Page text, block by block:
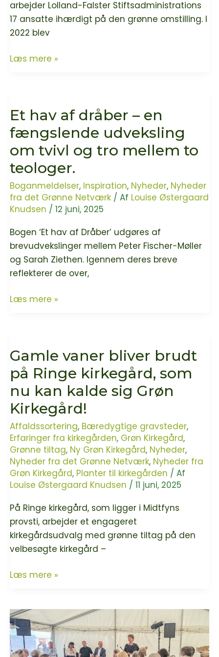
arbejder Lolland-Falster Stiftsadministrations
17 ansatte ihærdigt på den grønne omstilling. I
2022 blev
Lolland-
Grøn
Kirkelig
Organisation!
Læs mere »
Et hav af dråber – en
fængslende udveksling
om tvivl og tro mellem to
teologer.
Boganmeldelser, Inspiration, Nyheder, Nyheder
fra det Grønne Netværk / Af Louise Østergaard
Knudsen / 12 juni, 2025
Bogen ‘Et hav af Dråber’ udgøres af
brevudvekslinger mellem Peter Fischer-Møller
og Sarah Ziethen. Igennem deres breve
reflekterer de over,
Et
–
fængslende
udveksling
om
tvivl
og
tro
mellem
to
teologer.
Læs mere »
Gamle vaner bliver brudt
på Ringe kirkegård, som
nu kan kalde sig Grøn
Kirkegård!
Affaldssortering, Bæredygtige gravsteder,
Erfaringer fra kirkegården, Grøn Kirkegård,
Grønne tiltag, Ny Grøn Kirkegård, Nyheder,
Nyheder fra det Grønne Netværk, Nyheder fra
Grøn Kirkegård, Planter til kirkegården / Af
Louise Østergaard Knudsen / 11 juni, 2025
På Ringe kirkegård, som ligger i Midtfyns
provsti, arbejder et engageret
kirkegårdsudvalg med grønne tiltag på den
velbesøgte kirkegård –
Gamle
brudt
på
Ringe
Læs mere »